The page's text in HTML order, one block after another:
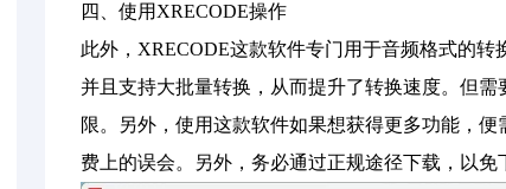
四、使用XRECODE操作
此外，XRECODE这款软件专门用于音频格式的转
并且支持大批量转换，从而提升了转换速度。但
限。另外，使用这款软件如果想获得更多功能，
费上的误会。另外，务必通过正规途径下载，以免